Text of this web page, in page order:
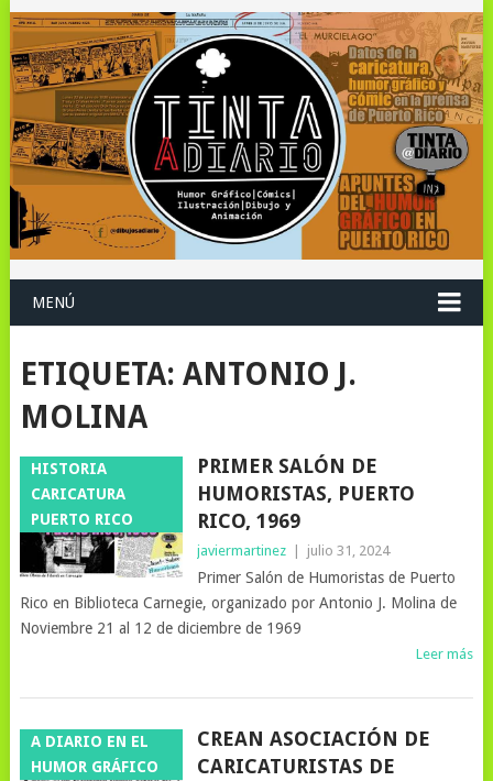
MENÚ
ETIQUETA: ANTONIO J.
MOLINA
HISTORIA
CARICATURA
PUERTO RICO
PRIMER SALÓN DE
HUMORISTAS, PUERTO
RICO, 1969
javiermartinez julio 31, 2024
Primer Salón de Humoristas de Puerto
Rico en Biblioteca Carnegie, organizado por Antonio J. Molina de
Noviembre 21 al 12 de diciembre de 1969
Leer más
A DIARIO EN EL
HUMOR GRÁFICO
CREAN ASOCIACIÓN DE
CARICATURISTAS DE